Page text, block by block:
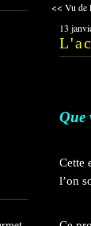
<< Vu de
13
Que
Cette
l’on